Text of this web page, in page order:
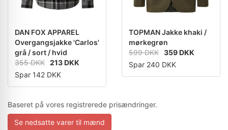
DAN FOX APPAREL
Overgangsjakke 'Carlos'
grå / sort / hvid
355 DKK 213 DKK
Spar 142 DKK
TOPMAN Jakke khaki /
mørkegrøn
599 DKK 359 DKK
Spar 240 DKK
Baseret på vores registrerede prisændringer.
Se nedsatte varer til mænd